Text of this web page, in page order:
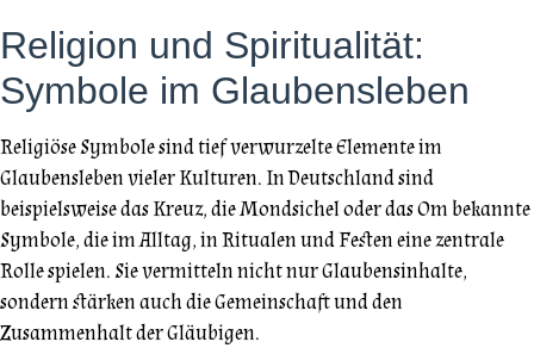
Religion und Spiritualität:
Symbole im Glaubensleben
Religiöse Symbole sind tief verwurzelte Elemente im
Glaubensleben vieler Kulturen. In Deutschland sind
beispielsweise das Kreuz, die Mondsichel oder das Om bekannte
Symbole, die im Alltag, in Ritualen und Festen eine zentrale
Rolle spielen. Sie vermitteln nicht nur Glaubensinhalte,
sondern stärken auch die Gemeinschaft und den
Zusammenhalt der Gläubigen.